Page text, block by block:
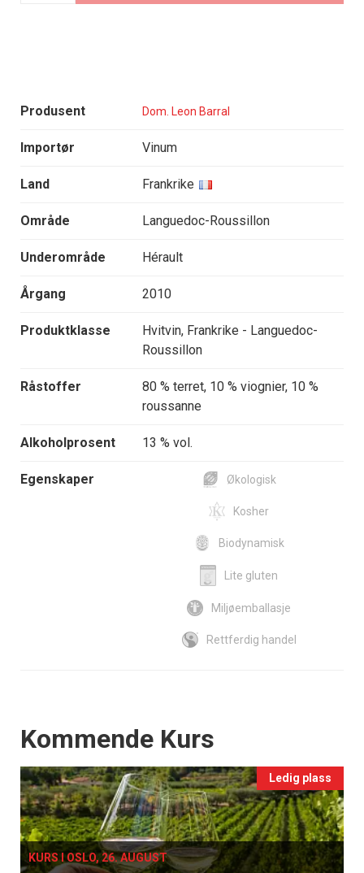
Produsent Dom. Leon Barral
Importør Vinum
Land Frankrike
Område Languedoc-Roussillon
Underområde Hérault
Årgang 2010
Produktklasse
Hvitvin, Frankrike - Languedoc-
Roussillon
Råstoffer
80 % terret, 10 % viognier, 10 %
roussanne
Alkoholprosent 13 % vol.
Egenskaper Økologisk
Kosher
Biodynamisk
Lite gluten
Miljøemballasje
Rettferdig handel
Events
Kommende Kurs
Ledig plass
KURS I OSLO, 26. AUGUST